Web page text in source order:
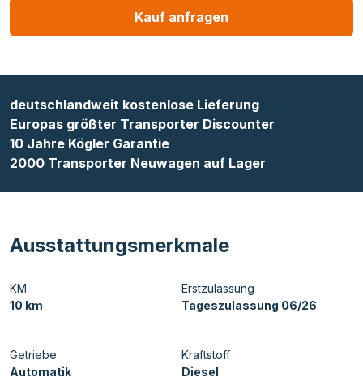
Kauf anfragen
deutschlandweit kostenlose Lieferung
Europas größter Transporter Discounter
10 Jahre Kögler Garantie
2000 Transporter Neuwagen auf Lager
Ausstattungsmerkmale
KM
10 km
Erstzulassung
Tageszulassung 06/26
Getriebe
Automatik
Kraftstoff
Diesel